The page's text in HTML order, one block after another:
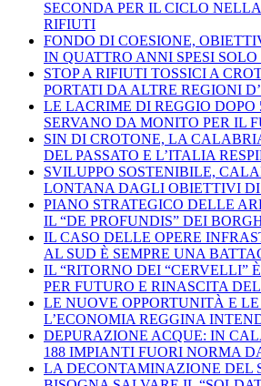
SECONDA PER IL CICLO
RIFIUTI
FONDO DI COESIONE,
IN QUATTRO ANNI SPESI
STOP A RIFIUTI TOSSICI A
PORTATI DA ALTRE REGIONI
LE LACRIME DI REGGIO DOPO
SERVANO DA MONITO PER IL
SIN DI CROTONE, LA
DEL PASSATO E L’ITALIA
SVILUPPO SOSTENIBILE,
LONTANA DAGLI OBIETTIVI DI
PIANO STRATEGICO DELLE
IL “DE PROFUNDIS” DEI
IL CASO DELLE OPERE
AL SUD È SEMPRE UNA
IL “RITORNO DEI “CERVELLI”
PER FUTURO E RINASCITA
LE NUOVE OPPORTUNITÀ E
L’ECONOMIA REGGINA
DEPURAZIONE ACQUE: IN
188 IMPIANTI FUORI NORMA
LA DECONTAMINAZIONE DEL